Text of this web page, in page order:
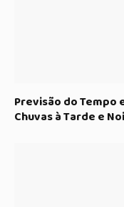
Previsão do Tempo
Chuvas à Tarde e